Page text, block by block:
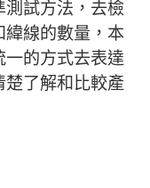
試方法，去檢
線的數量，本
的方式去表達
了解和比較產